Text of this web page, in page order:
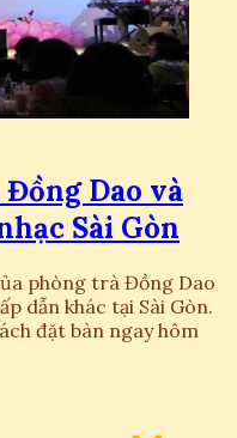
Dao và
Sài Gòn
phòng trà Đồng Dao
dẫn khác tại Sài Gòn.
đặt bàn ngay hôm